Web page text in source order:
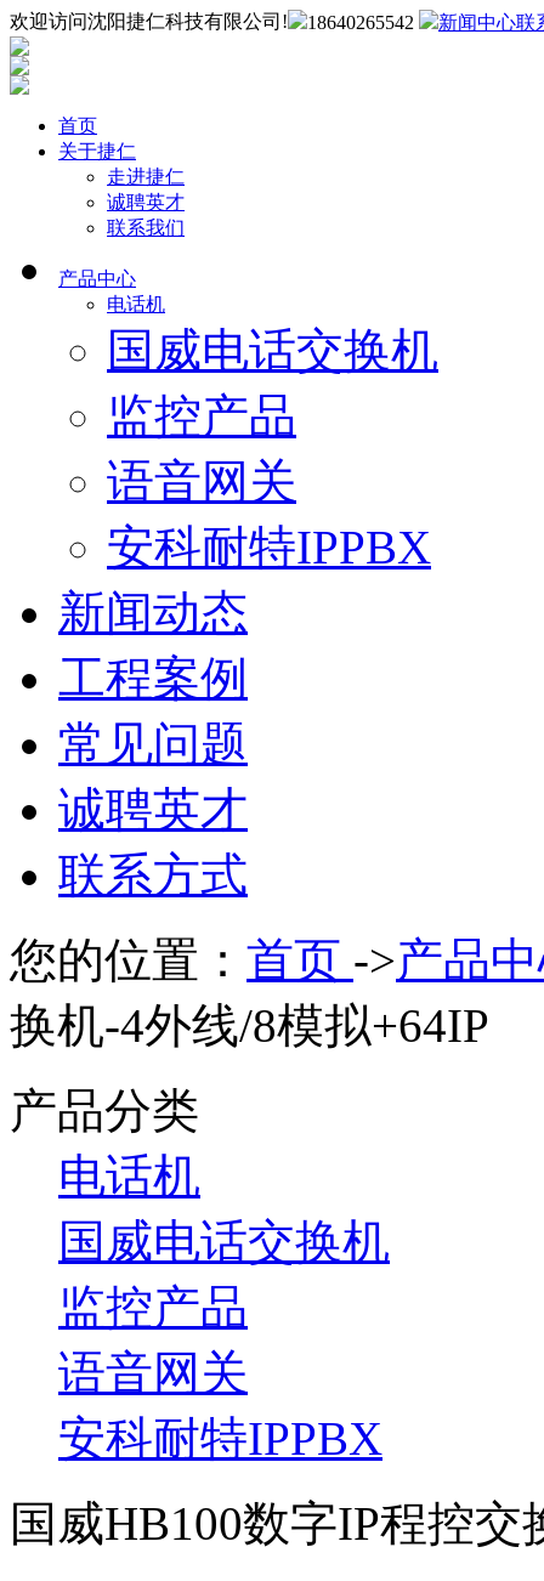
欢迎访问沈阳捷仁科技有限公司! 18640265542 新闻中心联
首页
关于捷仁
走进捷仁
诚聘英才
联系我们
产品中心
电话机
国威电话交换机
监控产品
语音网关
安科耐特IPPBX
新闻动态
工程案例
常见问题
诚聘英才
联系方式
您的位置： 首页 ->产品
换机-4外线/8模拟+64IP
产品分类
电话机
国威电话交换机
监控产品
语音网关
安科耐特IPPBX
国威HB100数字IP程控